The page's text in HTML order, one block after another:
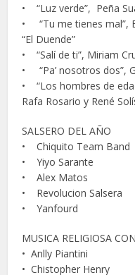
• “Luz verde”, Peña
• “Tu me tienes mal”,
“El Duende”
• “Salí de ti”, Miriam
• “Pa’ nosotros dos”,
• “Los hombres de
Rafa Rosario y René
SALSERO DEL AÑO
• Chiquito Team Band
• Yiyo Sarante
• Alex Matos
• Revolucion Salsera
• Yanfourd
MUSICA RELIGIOSA
• Anlly Piantini
• Chistopher Henry